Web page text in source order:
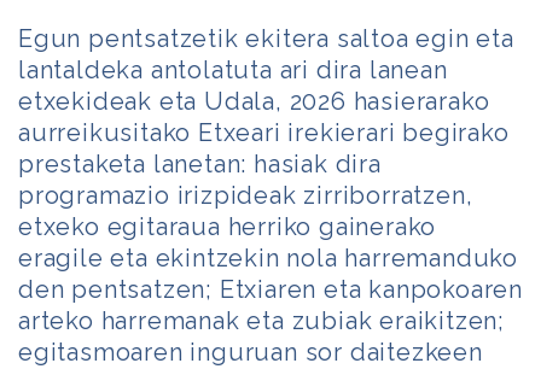
Egun pentsatzetik ekitera saltoa egin eta
lantaldeka antolatuta ari dira lanean
etxekideak eta Udala, 2026 hasierarako
aurreikusitako Etxeari irekierari begirako
prestaketa lanetan: hasiak dira
programazio irizpideak zirriborratzen,
etxeko egitaraua herriko gainerako
eragile eta ekintzekin nola harremanduko
den pentsatzen; Etxiaren eta kanpokoaren
arteko harremanak eta zubiak eraikitzen;
egitasmoaren inguruan sor daitezkeen